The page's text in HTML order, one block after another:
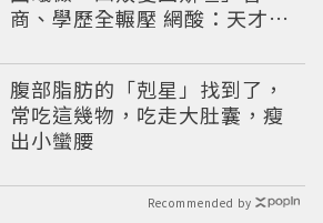
商、學歷全輾壓 網酸：天才全
腹部脂肪的「剋星」找到了，
常吃這幾物，吃走大肚囊，瘦
出小蠻腰
Recommended by